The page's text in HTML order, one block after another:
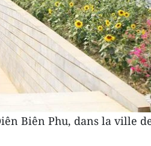
Biên Phu, dans la ville